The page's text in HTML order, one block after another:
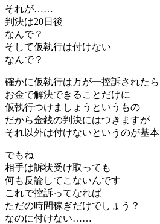
それが……
判決は20日後
なんで？
そして仮執行は付けない
なんで？
確かに仮執行は万が一控訴されたら
お金で解決できることだけに
仮執行つけましょうというもの
だから金銭の判決にはつきますが
それ以外は付けないというのが基本
でもね
相手は訴状受け取っても
何も反論してこないんです
これで控訴ってなれば
ただの時間稼ぎだけでしょう？
なのに付けない……